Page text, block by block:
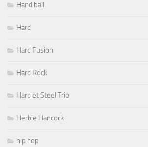
Hand ball
Hard
Hard Fusion
Hard Rock
Harp et Steel Trio
Herbie Hancock
hip hop